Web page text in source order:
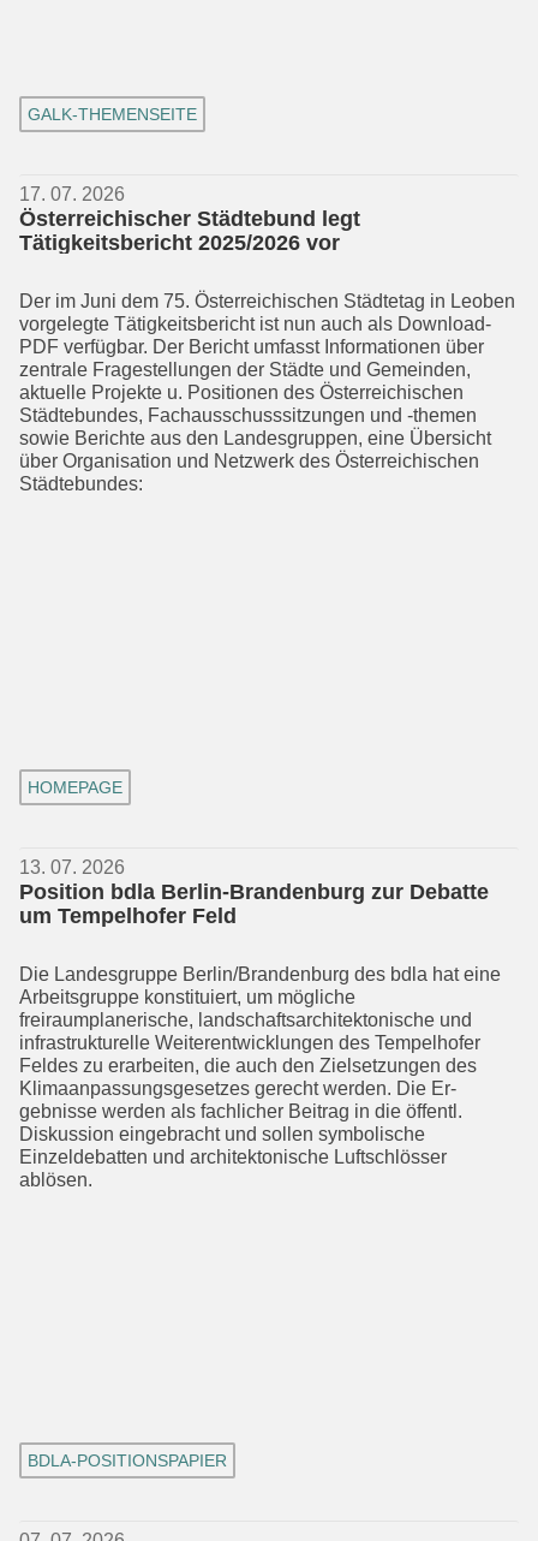
GALK-THEMENSEITE
17. 07. 2026
Österreichischer Städtebund legt
Tätigkeitsbericht 2025/2026 vor
Der im Juni dem 75. Österreichischen Städtetag in Leoben
vorgelegte Tätig­keits­bericht ist nun auch als Download-
PDF verfügbar. Der Bericht umfasst In­formationen über
zentrale Fragestellun­gen der Städte und Gemeinden,
aktuelle Projekte u. Positionen des Österreichi­schen
Städtebundes, Fachausschuss­sitzungen und -themen
sowie Berichte aus den Landesgruppen, eine Übersicht
über Organisation und Netzwerk des Österreichischen
Städtebundes:
HOMEPAGE
13. 07. 2026
Position bdla Berlin-Brandenburg zur Debatte
um Tempelhofer Feld
Die Landesgruppe Berlin/Brandenburg des bdla hat eine
Arbeitsgruppe konsti­tuiert, um mögliche
freiraumplanerische, landschaftsarchitektonische und
infra­strukturelle Weiterentwicklungen des Tempelhofer
Feldes zu erarbeiten, die auch den Zielsetzungen des
Klimaanpas­sungsgesetzes gerecht werden. Die Er­
gebnisse werden als fachlicher Beitrag in die öffentl.
Diskussion eingebracht und sollen symbolische
Einzeldebatten und architektonische Luftschlösser
ablösen.
BDLA-POSITIONSPAPIER